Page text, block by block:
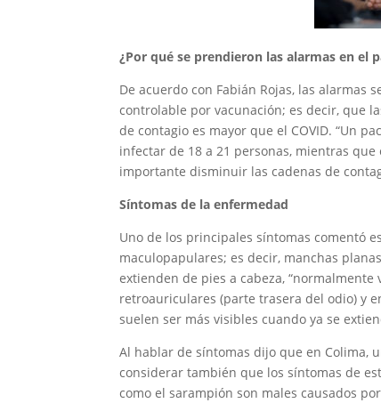
¿Por qué se prendieron las alarmas en el
De acuerdo con Fabián Rojas, las
controlable por vacunación; es decir, que
de contagio es mayor que el COVID. “Un
infectar de 18 a 21 personas, mientras
importante disminuir las cadenas de
Síntomas de la enfermedad
Uno de los principales síntomas comentó
maculopapulares; es decir, manchas
extienden de pies a cabeza,
retroauriculares (parte trasera del odio) y
suelen ser más visibles cuando ya se
Al hablar de síntomas dijo que en Colima,
considerar también que los síntomas de
como el sarampión son males causados